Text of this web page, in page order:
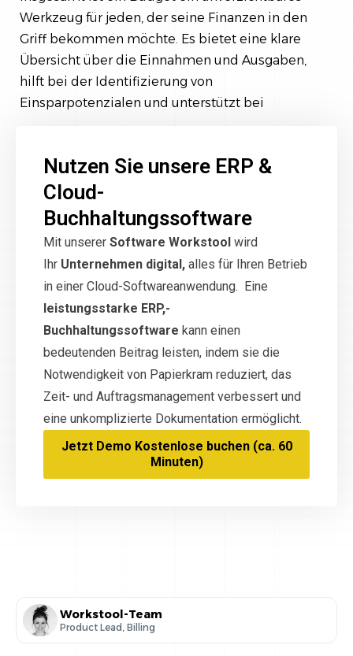
Werkzeug für jeden, der seine Finanzen in den
Griff bekommen möchte. Es bietet eine klare
Übersicht über die Einnahmen und Ausgaben,
hilft bei der Identifizierung von
Einsparpotenzialen und unterstützt bei
Nutzen Sie unsere ERP &
Cloud-
Buchhaltungssoftware
Mit unserer Software Workstool wird
Ihr Unternehmen digital, alles für Ihren Betrieb
in einer Cloud-Softwareanwendung. Eine
leistungsstarke ERP,-
Buchhaltungssoftware kann einen
bedeutenden Beitrag leisten, indem sie die
Notwendigkeit von Papierkram reduziert, das
Zeit- und Auftragsmanagement verbessert und
eine unkomplizierte Dokumentation ermöglicht.
Jetzt Demo Kostenlose buchen (ca. 60
Minuten)
Workstool-Team
Product Lead, Billing